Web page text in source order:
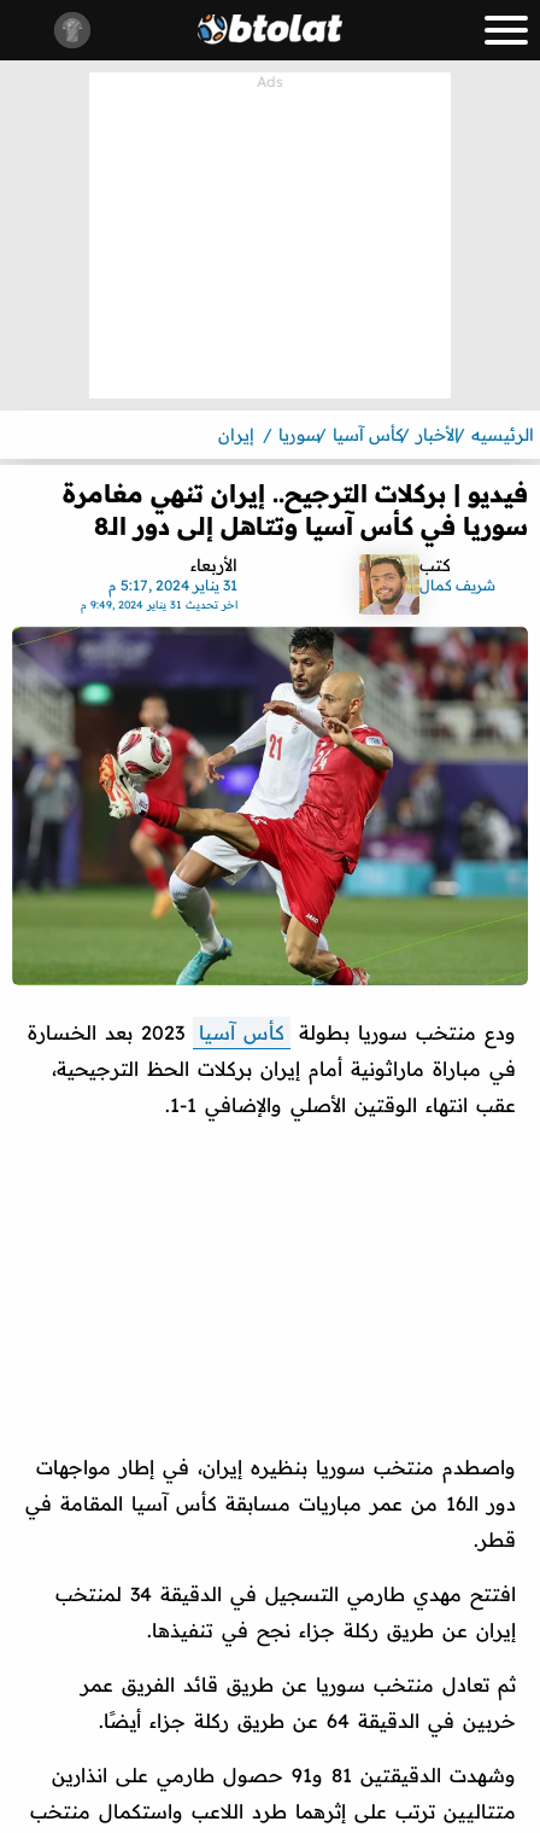
الرئيسيه الأخبار كأس آسيا سوريا إيران
فيديو | بركلات الترجيح.. إيران تنهي مغامرة
سوريا في كأس آسيا وتتاهل إلى دور الـ8
كتب
شريف كمال
الأربعاء
31 يناير 2024 ,5:17 م
اخر تحديث 31 يناير 2024 ,9:49 م
ودع منتخب سوريا بطولة كأس آسيا
2023 بعد الخسارة
في مباراة ماراثونية أمام إيران بركلات الحظ الترجيحية،
عقب انتهاء الوقتين الأصلي والإضافي 1-1.
واصطدم منتخب سوريا بنظيره إيران، في إطار مواجهات
دور الـ16 من عمر مباريات مسابقة كأس آسيا المقامة في
قطر.
افتتح مهدي طارمي التسجيل في الدقيقة 34 لمنتخب
إيران عن طريق ركلة جزاء نجح في تنفيذها.
ثم تعادل منتخب سوريا عن طريق قائد الفريق عمر
خربين في الدقيقة 64 عن طريق ركلة جزاء أيضًا.
وشهدت الدقيقتين 81 و91 حصول طارمي على انذارين
متتاليين ترتب على إثرهما طرد اللاعب واستكمال منتخب